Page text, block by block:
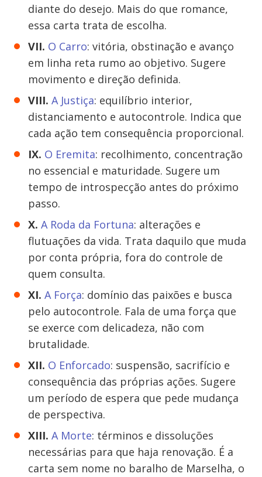
diante do desejo. Mais do que romance,
essa carta trata de escolha.
VII. O Carro: vitória, obstinação e avanço
em linha reta rumo ao objetivo. Sugere
movimento e direção definida.
VIII. A Justiça: equilíbrio interior,
distanciamento e autocontrole. Indica que
cada ação tem consequência proporcional.
IX. O Eremita: recolhimento, concentração
no essencial e maturidade. Sugere um
tempo de introspecção antes do próximo
passo.
X. A Roda da Fortuna: alterações e
flutuações da vida. Trata daquilo que muda
por conta própria, fora do controle de
quem consulta.
XI. A Força: domínio das paixões e busca
pelo autocontrole. Fala de uma força que
se exerce com delicadeza, não com
brutalidade.
XII. O Enforcado: suspensão, sacrifício e
consequência das próprias ações. Sugere
um período de espera que pede mudança
de perspectiva.
XIII. A Morte: términos e dissoluções
necessárias para que haja renovação. É a
carta sem nome no baralho de Marselha, o